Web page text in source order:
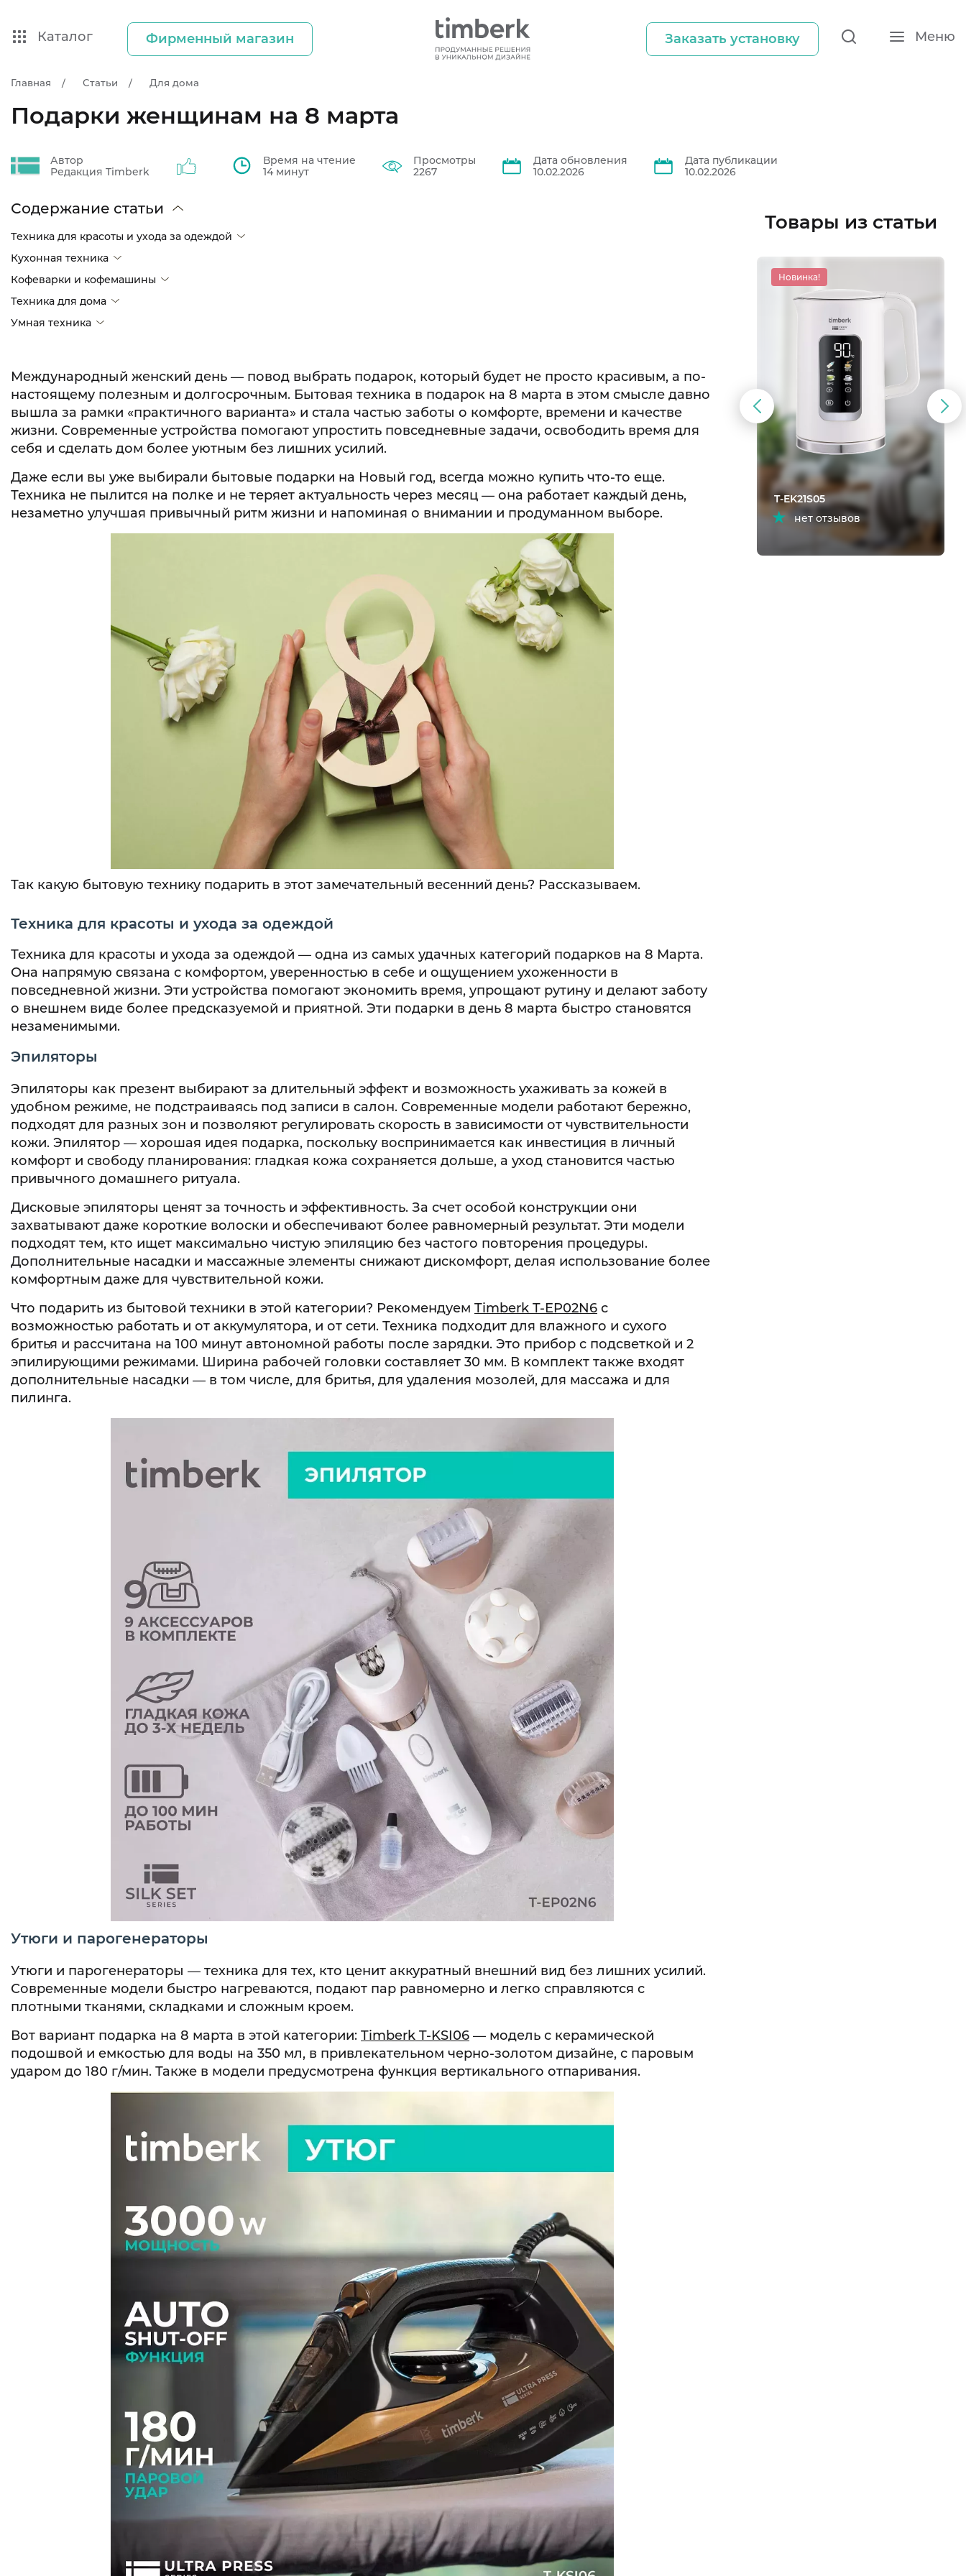
Каталог Фирменный магазин Заказать установку Меню
Главная Статьи Для дома
Подарки женщинам на 8 марта
Автор
Редакция Timberk
Время на чтение
14 минут
Просмотры
2267
Дата обновления
10.02.2026
Дата публикации
10.02.2026
Содержание статьи
Техника для красоты и ухода за одеждой
Кухонная техника
Кофеварки и кофемашины
Техника для дома
Умная техника
Международный женский день — повод выбрать подарок, который будет не просто красивым, а по-
настоящему полезным и долгосрочным. Бытовая техника в подарок на 8 марта в этом смысле давно
вышла за рамки «практичного варианта» и стала частью заботы о комфорте, времени и качестве
жизни. Современные устройства помогают упростить повседневные задачи, освободить время для
себя и сделать дом более уютным без лишних усилий.
Даже если вы уже выбирали бытовые подарки на Новый год, всегда можно купить что-то еще.
Техника не пылится на полке и не теряет актуальность через месяц — она работает каждый день,
незаметно улучшая привычный ритм жизни и напоминая о внимании и продуманном выборе.
Так какую бытовую технику подарить в этот замечательный весенний день? Рассказываем.
Техника для красоты и ухода за одеждой
Техника для красоты и ухода за одеждой — одна из самых удачных категорий подарков на 8 Марта.
Она напрямую связана с комфортом, уверенностью в себе и ощущением ухоженности в
повседневной жизни. Эти устройства помогают экономить время, упрощают рутину и делают заботу
о внешнем виде более предсказуемой и приятной. Эти подарки в день 8 марта быстро становятся
незаменимыми.
Эпиляторы
Эпиляторы как презент выбирают за длительный эффект и возможность ухаживать за кожей в
удобном режиме, не подстраиваясь под записи в салон. Современные модели работают бережно,
подходят для разных зон и позволяют регулировать скорость в зависимости от чувствительности
кожи. Эпилятор — хорошая идея подарка, поскольку воспринимается как инвестиция в личный
комфорт и свободу планирования: гладкая кожа сохраняется дольше, а уход становится частью
привычного домашнего ритуала.
Дисковые эпиляторы ценят за точность и эффективность. За счет особой конструкции они
захватывают даже короткие волоски и обеспечивают более равномерный результат. Эти модели
подходят тем, кто ищет максимально чистую эпиляцию без частого повторения процедуры.
Дополнительные насадки и массажные элементы снижают дискомфорт, делая использование более
комфортным даже для чувствительной кожи.
Что подарить из бытовой техники в этой категории? Рекомендуем Timberk T-EP02N6 с
возможностью работать и от аккумулятора, и от сети. Техника подходит для влажного и сухого
бритья и рассчитана на 100 минут автономной работы после зарядки. Это прибор с подсветкой и 2
эпилирующими режимами. Ширина рабочей головки составляет 30 мм. В комплект также входят
дополнительные насадки — в том числе, для бритья, для удаления мозолей, для массажа и для
пилинга.
Утюги и парогенераторы
Утюги и парогенераторы — техника для тех, кто ценит аккуратный внешний вид без лишних усилий.
Современные модели быстро нагреваются, подают пар равномерно и легко справляются с
плотными тканями, складками и сложным кроем.
Вот вариант подарка на 8 марта в этой категории: Timberk T-KSI06 — модель с керамической
подошвой и емкостью для воды на 350 мл, в привлекательном черно-золотом дизайне, с паровым
ударом до 180 г/мин. Также в модели предусмотрена функция вертикального отпаривания.
Товары из статьи
T-VCC-230
4.9 (83 отзыва)
Новинка!
T-EK21S05
нет отзывов
Предыдущий
слайд